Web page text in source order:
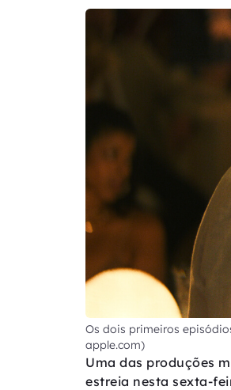
Os dois primeiros
apple.com)
Uma das produções
estreia nesta sexta-